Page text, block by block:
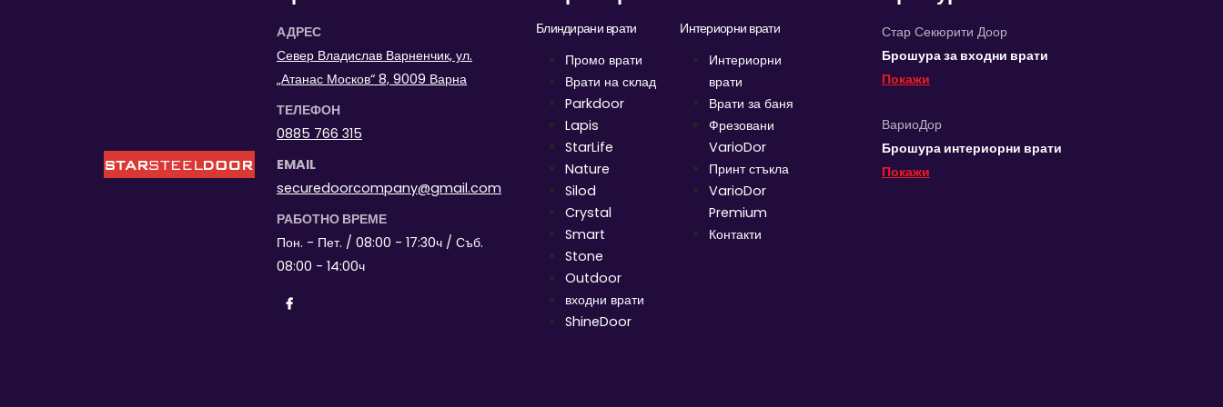
АДРЕС
Север Владислав Варненчик, ул.
„Атанас Москов“ 8, 9009 Варна
ТЕЛЕФОН
0885 766 315
EMAIL
securedoorcompany@gmail.com
РАБОТНО ВРЕМЕ
Пон. - Пет. / 08:00 - 17:30ч / Съб.
08:00 - 14:00ч
Блиндирани врати
Промо врати
Врати на склад
Parkdoor
Lapis
StarLife
Nature
Silod
Crystal
Smart
Stone
Outdoor
входни врати
ShineDoor
Интериорни врати
Интериорни
врати
Врати за баня
Фрезовани
VarioDor
Принт стъкла
VarioDor
Premium
Контакти
Стар Секюрити Доор
Брошура за входни врати
Покажи
ВариоДор
Брошура интериорни врати
Покажи